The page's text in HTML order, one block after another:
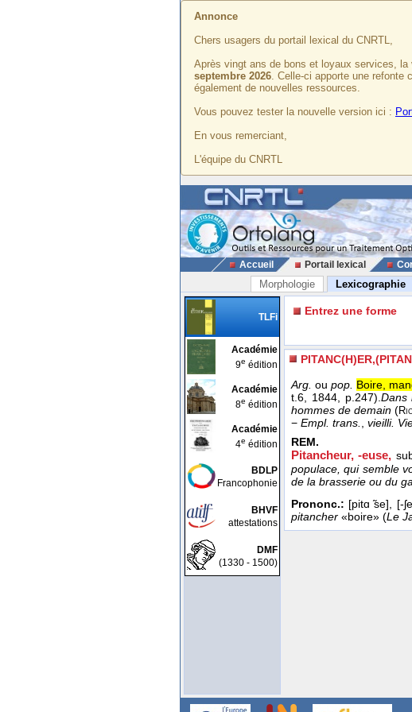
Annonce
Chers usagers du portail lexical du CNRTL,
Après vingt ans de bons et loyaux services,
septembre 2026. Celle-ci apporte une refonte
également de nouvelles ressources.
Vous pouvez tester la nouvelle version ici :
En vous remerciant,
L'équipe du CNRTL
Accueil Portail lexical
Morphologie Lexicographie
TLFi
Académie
9e édition
Académie
8e édition
Académie
4e édition
BDLP
Francophonie
BHVF
attestations
DMF
(1330 - 1500)
Entrez une forme
Arg. ou pop. Boire,
t.6, 1844, p.247).Dans
hommes de demain (
− Empl. trans., vieilli.
REM.
Pitancheur, -euse,
populace, qui semble
de la brasserie ou du
Prononc.: [pitɑ ̃se], [-
pitancher «boire» (Le